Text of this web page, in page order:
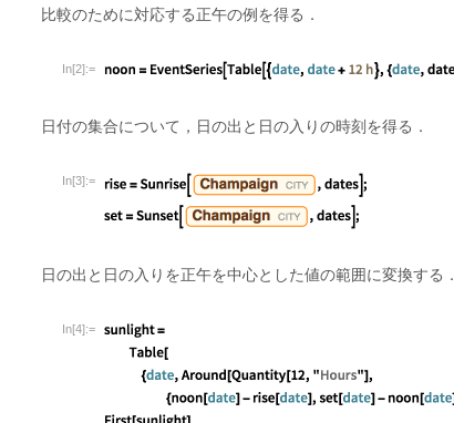
比較のために対応する正午の例を得る．
In[2]:=
日付の集合について，日の出と日の入りの時刻を得る．
In[3]:=
日の出と日の入りを正午を中心とした値の範囲に変換する．
In[4]:=